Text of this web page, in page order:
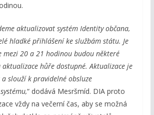
aktualizovat systém Identity občana,
hladké přihlášení ke službám státu. Je
mezi 20 a 21 hodinou budou některé
aktualizace hůře dostupné. Aktualizace je
slouží k pravidelné obsluze
“ dodává Mesršmíd. DIA proto
vždy na večerní čas, aby se možná